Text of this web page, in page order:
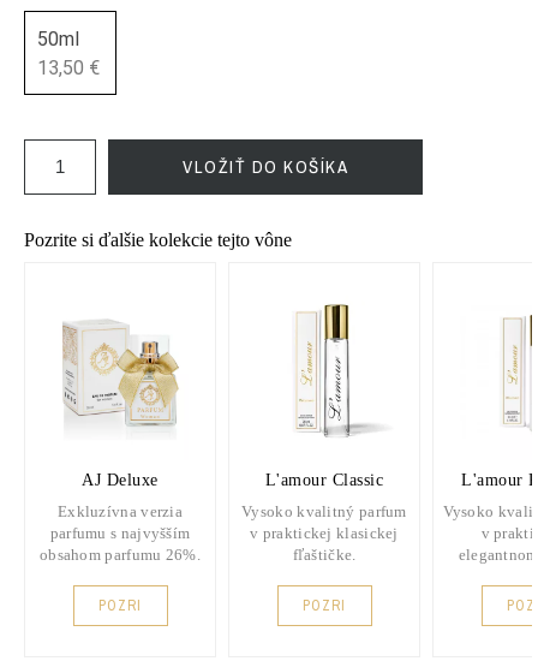
50ml
13,50 €
VLOŽIŤ DO KOŠÍKA
Pozrite si ďalšie kolekcie tejto vône
AJ Deluxe
Exkluzívna verzia
parfumu s najvyšším
obsahom parfumu 26%.
POZRI
L'amour Classic
Vysoko kvalitný parfum
v praktickej klasickej
fľaštičke.
POZRI
L'amour
Vysoko
v